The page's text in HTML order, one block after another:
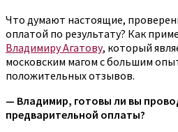
Что думают настоящие,
оплатой по результату? Как
Владимиру Агатову, который
московским магом с большим
положительных отзывов.
— Владимир, готовы ли вы
предварительной оплаты?